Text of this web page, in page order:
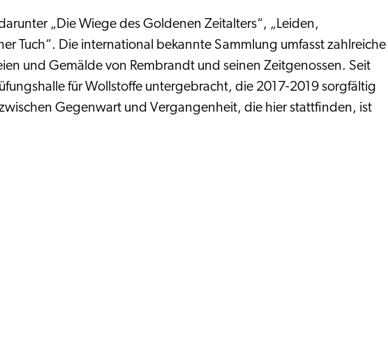
„Die Wiege des Goldenen Zeitalters“, „Leiden,
Tuch“. Die international bekannte Sammlung umfasst zahlreiche
und Gemälde von Rembrandt und seinen Zeitgenossen. Seit
für Wollstoffe untergebracht, die 2017-2019 sorgfältig
Gegenwart und Vergangenheit, die hier stattfinden, ist